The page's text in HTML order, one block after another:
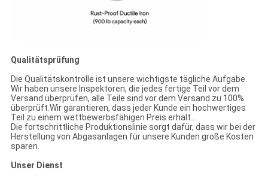
Qualitätsprüfung
Die Qualitätskontrolle ist unsere wichtigste tägliche Aufgabe.
Wir haben unsere Inspektoren, die jedes fertige Teil vor dem
Versand überprüfen, alle Teile sind vor dem Versand zu 100%
überprüft.Wir garantieren, dass jeder Kunde ein hochwertiges
Teil zu einem wettbewerbsfähigen Preis erhält..
Die fortschrittliche Produktionslinie sorgt dafür, dass wir bei der
Herstellung von Abgasanlagen für unsere Kunden große Kosten
sparen.
Unser Dienst